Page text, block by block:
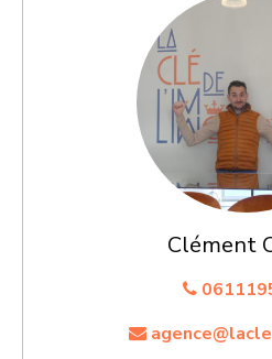
E
F
G
Emission de CO² très importante
Clément